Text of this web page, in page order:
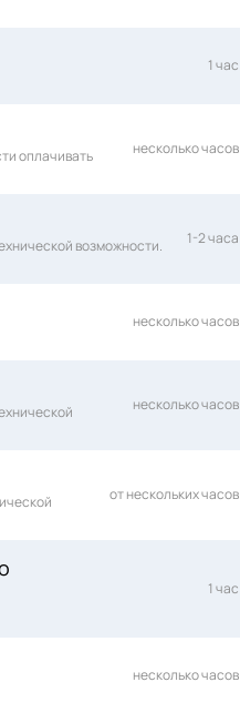
1 час
оплачивать несколько часов
возможности. 1-2 часа
несколько часов
несколько часов
от нескольких часов
1 час
несколько часов